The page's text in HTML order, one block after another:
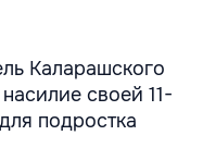
Каларашского
своей 11-
подростка